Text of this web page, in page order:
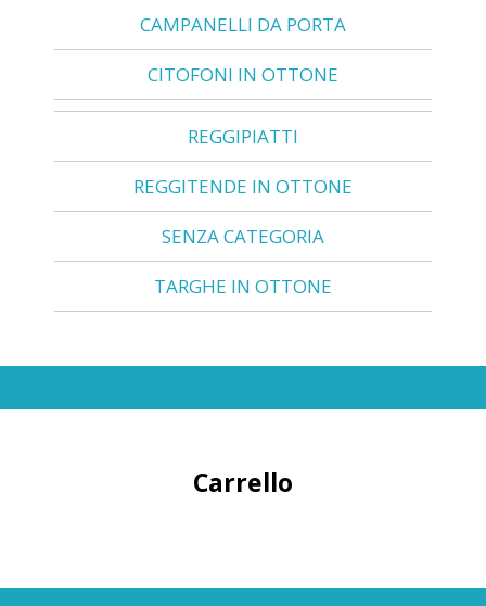
CAMPANELLI DA PORTA
CITOFONI IN OTTONE
REGGIPIATTI
REGGITENDE IN OTTONE
SENZA CATEGORIA
TARGHE IN OTTONE
Carrello